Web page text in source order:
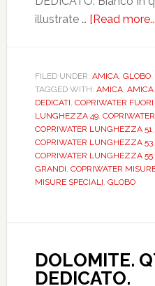
illustrate … [Read
FILED UNDER: AMICA, GLOBO
TAGGED WITH: AMICA, AMICA
DEDICATI, COPRIWATER
LUNGHEZZA 49,
COPRIWATER LUNGHEZZA 51,
COPRIWATER LUNGHEZZA 53,
COPRIWATER LUNGHEZZA 55,
GRANDI, COPRIWATER
MISURE SPECIALI, GLOBO
DOLOMITE.
DEDICATO.